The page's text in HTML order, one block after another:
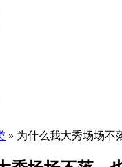
» 为什么我大秀场场不